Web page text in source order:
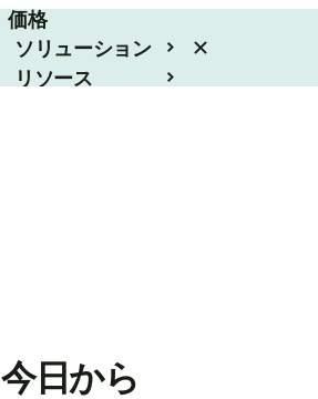
価格
ソリューション
リソース
今日から